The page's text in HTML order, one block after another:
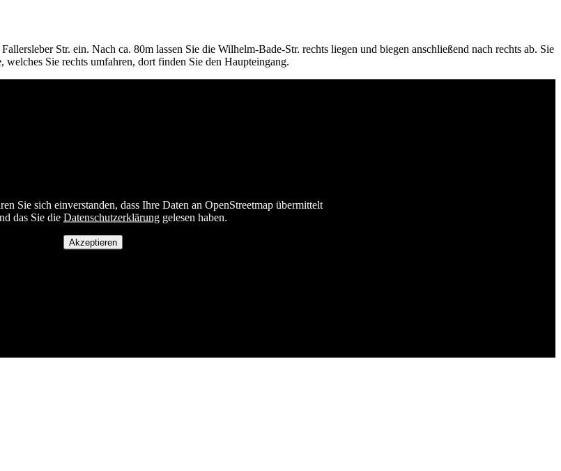
Str. ein. Nach ca. 80m lassen Sie die Wilhelm-Bade-Str. rechts liegen und biegen anschließend nach rechts ab. Sie
Sie rechts umfahren, dort finden Sie den Haupteingang.
Sie sich einverstanden, dass Ihre Daten an OpenStreetmap übermittelt
das Sie die Datenschutzerklärung gelesen haben.